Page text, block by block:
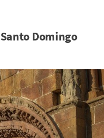
Domingo